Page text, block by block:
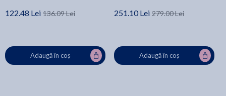
122.48 Lei 136.09 Lei
Adaugă în coș
251.10 Lei 279.00 Lei
Adaugă în coș